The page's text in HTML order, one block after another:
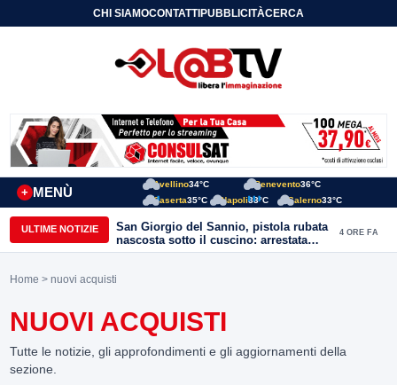
CHI SIAMOCONTATTIPUBBLICITÀCERCA
MENÙ
+
Avellino34°C Benevento36°C
Caserta35°C Napoli33°C Salerno33°C
ULTIME NOTIZIE
San Giorgio del Sannio, pistola rubata
nascosta sotto il cuscino: arrestata
51enne
4 ORE FA
Home > nuovi acquisti
NUOVI ACQUISTI
Tutte le notizie, gli approfondimenti e gli aggiornamenti della
sezione.